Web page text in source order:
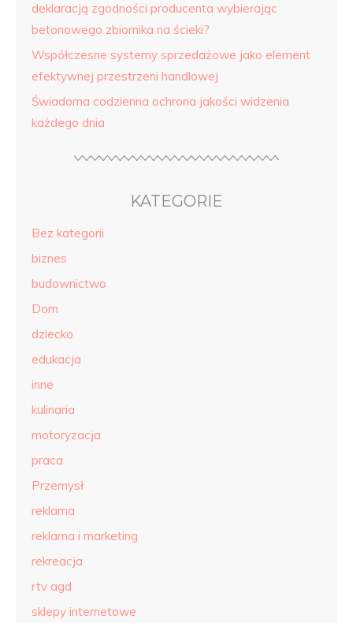
deklaracją zgodności producenta wybierając
betonowego zbiornika na ścieki?
Współczesne systemy sprzedażowe jako element
efektywnej przestrzeni handlowej
Świadoma codzienna ochrona jakości widzenia
każdego dnia
KATEGORIE
Bez kategorii
biznes
budownictwo
Dom
dziecko
edukacja
inne
kulinaria
motoryzacja
praca
Przemysł
reklama
reklama i marketing
rekreacja
rtv agd
sklepy internetowe